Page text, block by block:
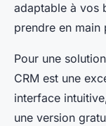
adaptable à vos
prendre en main
Pour une
CRM est une
interface
une version